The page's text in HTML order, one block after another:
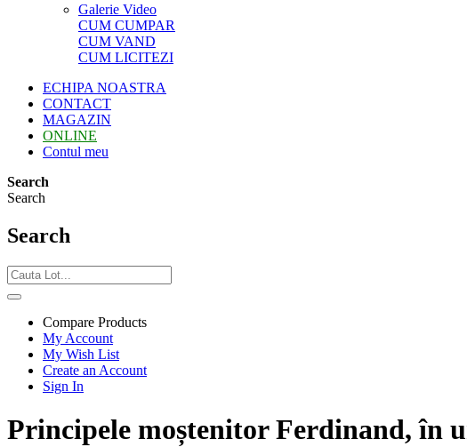
Galerie Video
CUM CUMPAR
CUM VAND
CUM LICITEZI
ECHIPA NOASTRA
CONTACT
MAGAZIN
ONLINE
Contul meu
Search
Search
Search
Compare Products
My Account
My Wish List
Create an Account
Sign In
Principele moștenitor Ferdinand, în